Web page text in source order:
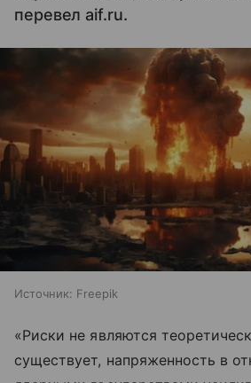
перевел aif.ru.
Источник: Freepik
«Риски не являются
существует, напряженность в